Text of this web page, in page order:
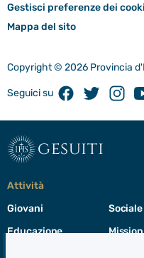
Gestisci preferenze dei
Mappa del sito
Copyright © 2026 Provincia
Seguici su FacebookTwitter
gesuiti
Attività
Giovani
Educazione
Sociale